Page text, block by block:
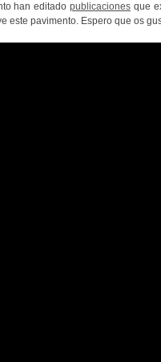
han editado publicaciones que
este pavimento.Espero que os